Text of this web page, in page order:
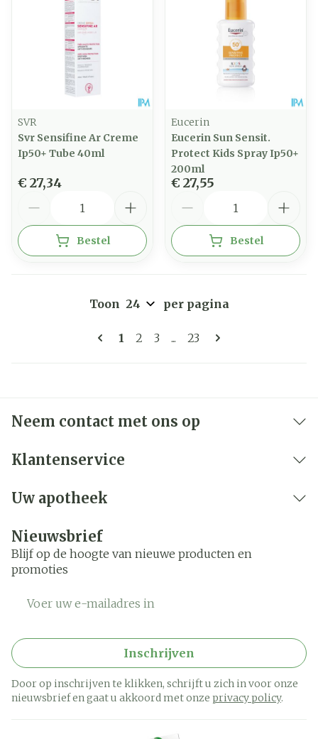
SVR
Svr Sensifine Ar Creme
Ip50+ Tube 40ml
€ 27,34
Bestel
Eucerin
Eucerin Sun Sensit.
Protect Kids Spray Ip50+
200ml
€ 27,55
Bestel
Pagina's
U lees momenteel pagina
1 Pagina
2 Pagina
3 ... Pagina
23
Toon per pagina
Neem contact met ons op
Klantenservice
Uw apotheek
Nieuwsbrief
Blijf op de hoogte van nieuwe producten en
promoties
Inschrijven
Door op inschrijven te klikken, schrijft u zich in voor onze
nieuwsbrief en gaat u akkoord met onze privacy policy.